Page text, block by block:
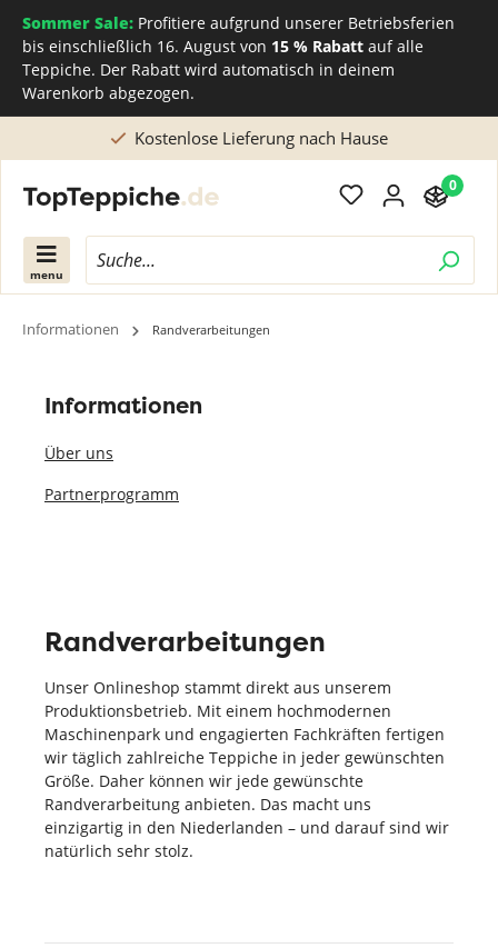
Sommer Sale: Profitiere aufgrund unserer Betriebsferien
bis einschließlich 16. August von 15 % Rabatt auf alle
Teppiche. Der Rabatt wird automatisch in deinem
Warenkorb abgezogen.
Kostenlose Lieferung nach Hause
menu
0
Informationen Randverarbeitungen
Informationen
Über uns
Partnerprogramm
Randverarbeitungen
Unser Onlineshop stammt direkt aus unserem
Produktionsbetrieb. Mit einem hochmodernen
Maschinenpark und engagierten Fachkräften fertigen
wir täglich zahlreiche Teppiche in jeder gewünschten
Größe. Daher können wir jede gewünschte
Randverarbeitung anbieten. Das macht uns
einzigartig in den Niederlanden – und darauf sind wir
natürlich sehr stolz.